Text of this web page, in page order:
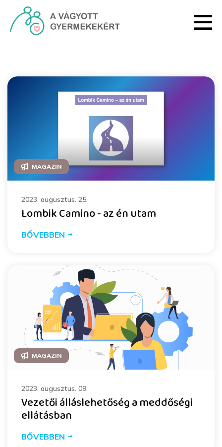
Ugrás a fő tartalomhoz
MAGAZIN
2023. augusztus. 25.
Lombik Camino - az én utam
BŐVEBBEN
MAGAZIN
2023. augusztus. 09.
Vezetői álláslehetőség a meddőségi
ellátásban
BŐVEBBEN